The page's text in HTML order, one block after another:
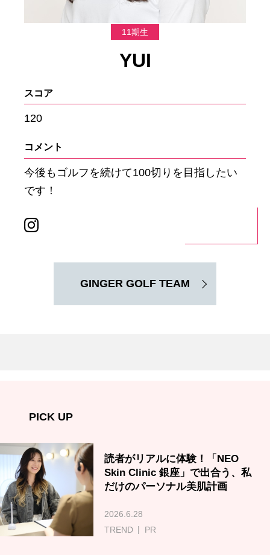
11期生
YUI
スコア
120
コメント
今後もゴルフを続けて100切りを目指したい
です！
GINGER GOLF TEAM
PICK UP
読者がリアルに体験！「NEO
Skin Clinic 銀座」で出合う、私
だけのパーソナル美肌計画
2026.6.28
TREND
PR